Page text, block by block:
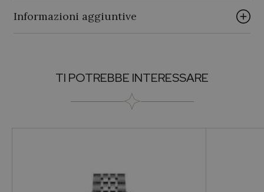
Informazioni aggiuntive
Per lui
TI POTREBBE INTERESSARE